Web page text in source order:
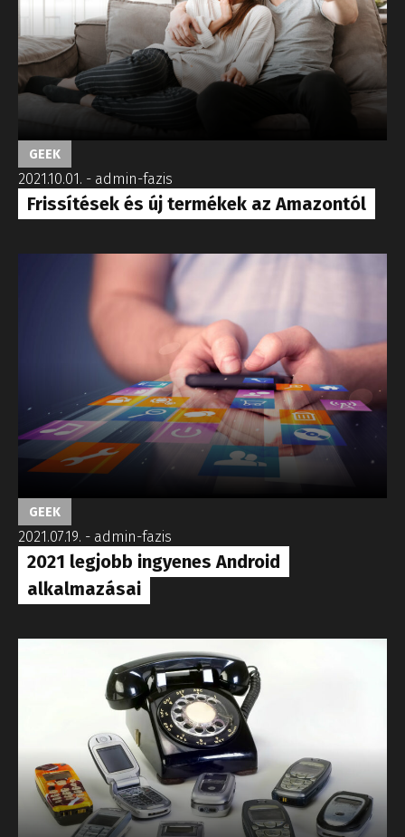
GEEK
2021.10.01. - admin-fazis
Frissítések és új termékek az Amazontól
GEEK
2021.07.19. - admin-fazis
2021 legjobb ingyenes Android
alkalmazásai